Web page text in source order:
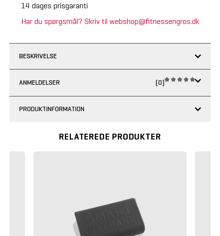
14 dages prisgaranti
Har du spørgsmål? Skriv til webshop@fitnessengros.dk
BESKRIVELSE
ANMELDELSER (0)
PRODUKTINFORMATION
RELATEREDE PRODUKTER